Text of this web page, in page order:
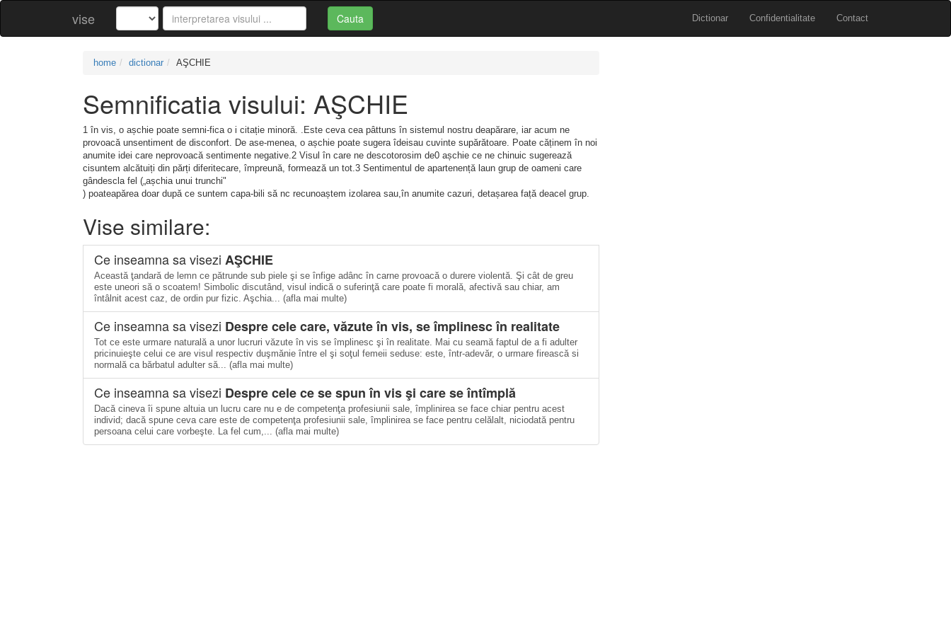
vise Dictionar Confidentialitate Contact
Cauta
home dictionar AŞCHIE
Semnificatia visului: AŞCHIE
1 în vis, o așchie poate semni-fica o i citație minoră. .Este ceva cea pâttuns în sistemul nostru deapărare, iar acum ne
provoacă unsentiment de disconfort. De ase-menea, o așchie poate sugera îdeisau cuvinte supărătoare. Poate căținem în noi
anumite idei care neprovoacă sentimente negative.2 Visul în care ne descotorosim de0 așchie ce ne chinuic sugerează
cisuntem alcătuiți din părți diferitecare, împreună, formează un tot.3 Sentimentul de apartenență laun grup de oameni care
gândescla fel („așchia unui trunchi"
) poateapărea doar după ce suntem capa-bili să nc recunoaștem izolarea sau,în anumite cazuri, detașarea față deacel grup.
Vise similare:
Ce inseamna sa visezi AŞCHIE
Această ţandară de lemn ce pătrunde sub piele şi se înfige adânc în carne provoacă o durere violentă. Şi cât de greu
este uneori să o scoatem! Simbolic discutând, visul indică o suferinţă care poate fi morală, afectivă sau chiar, am
întâlnit acest caz, de ordin pur fizic. Aşchia... (afla mai multe)
Ce inseamna sa visezi Despre cele care, văzute în vis, se împlinesc în realitate
Tot ce este urmare naturală a unor lucruri văzute în vis se împlinesc şi în realitate. Mai cu seamă faptul de a fi adulter
pricinuieşte celui ce are visul respectiv duşmănie între el şi soţul femeii seduse: este, într-adevăr, o urmare firească si
normală ca bărbatul adulter să... (afla mai multe)
Ce inseamna sa visezi Despre cele ce se spun în vis şi care se întîmplă
Dacă cineva îi spune altuia un lucru care nu e de competenţa profesiunii sale, împlinirea se face chiar pentru acest
individ; dacă spune ceva care este de competenţa profesiunii sale, împlinirea se face pentru celălalt, niciodată pentru
persoana celui care vorbeşte. La fel cum,... (afla mai multe)